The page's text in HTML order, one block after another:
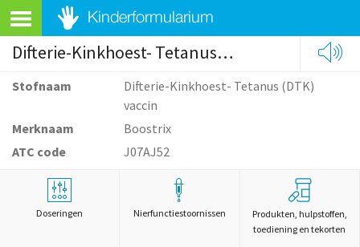
Difterie-Kinkhoest- Tetanus (DTK) vaccin
Stofnaam
Difterie-Kinkhoest- Tetanus (DTK)
vaccin
Merknaam
Boostrix
ATC code
J07AJ52
Doseringen Nierfunctiestoornissen
Produkten, hulpstoffen,
toediening en tekorten